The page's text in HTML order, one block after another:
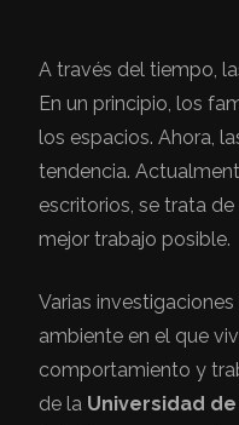
A través del tiempo,
En un principio, los
los espacios. Ahora,
tendencia.
escritorios, se trata
mejor trabajo posible.
Varias
ambiente en el que
comportamiento y
de la Universidad